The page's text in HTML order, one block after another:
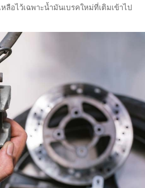
ลือไว้เฉพาะน้ำมันเบรคใหม่ที่เติมเข้าไป